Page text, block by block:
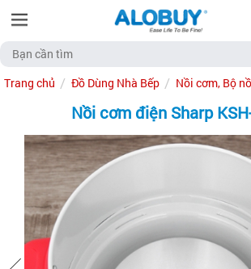
Trang chủ Đồ Dùng Nhà Bếp Nồi cơm, Bộ
Nồi cơm điện Sharp